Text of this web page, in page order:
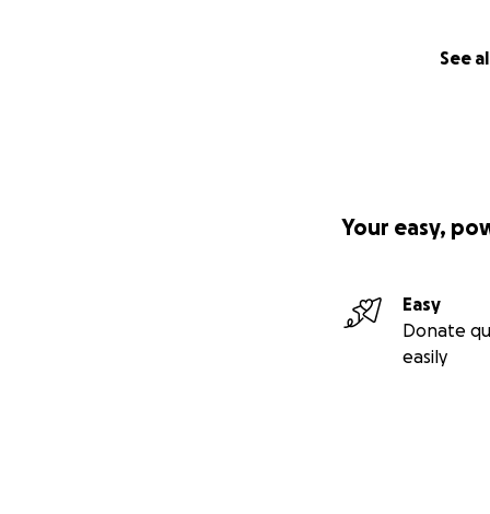
See
Your easy,
Easy
Donate
easily